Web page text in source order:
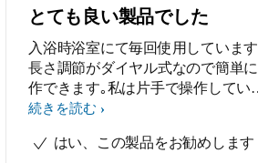
とても良い製品でした
入浴時浴室にて毎回使用しています
長さ調節がダイヤル式なので簡単
作できます｡私は片手で操作してい
す｡機能､性能はとても満足していま
ブランドとしては安心して使用出来
続きを読む
はい、この製品をお勧めします